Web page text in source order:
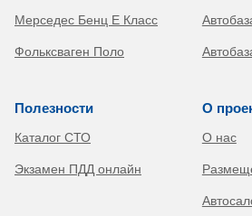
Мерседес Бенц Е Класс
Фольксваген Поло
Полезности
Каталог СТО
Экзамен ПДД онлайн
О
О нас